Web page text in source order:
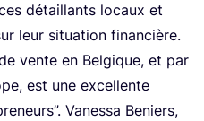
détaillants locaux et
leur situa­tion finan­cière.
vente en Bel­gique, et par
est une excel­lente
Vanes­sa Beniers,